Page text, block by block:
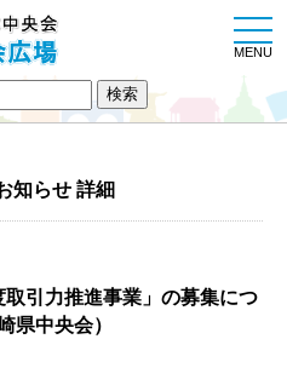
MENU
知らせ 詳細
引力推進事業」の募集につ
県中央会）